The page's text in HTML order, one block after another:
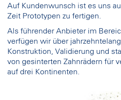
Auf Kundenwunsch ist es uns
Zeit Prototypen zu fertigen.
Als führender Anbieter im
verfügen wir über
Konstruktion, Validierung und
von gesinterten Zahnrädern für
auf drei Kontinenten.